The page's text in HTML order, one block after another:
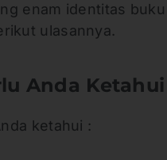
enam identitas
ulasannya.
Anda Ketahui
ketahui :